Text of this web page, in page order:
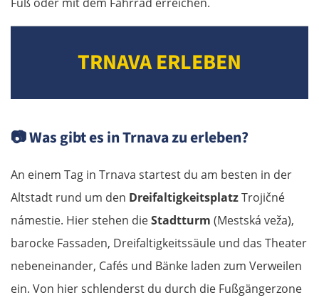
TRNAVA ERLEBEN
📷Was gibt es in Trnava zu erleben?
An einem Tag in Trnava startest du am besten in der
Altstadt rund um den DreifaltigkeitsplatzTrojičné
námestie. Hier stehen dieStadtturm (Mestská veža),
barocke Fassaden, Dreifaltigkeitssäule und das Theater
nebeneinander, Cafés und Bänke laden zum Verweilen
ein. Von hier schlenderst du durch die Fußgängerzone